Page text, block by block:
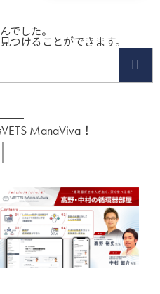
でした。
つけることができます。
ManaViva！